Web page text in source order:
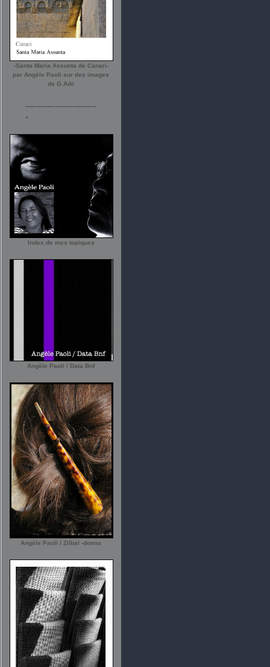
-Santa Maria Assunta de Canari-
par Angèle Paoli sur des images
de G.Adc
Index de mes topiques
Angèle Paoli / Data Bnf
Angèle Paoli / Zilbal -donna